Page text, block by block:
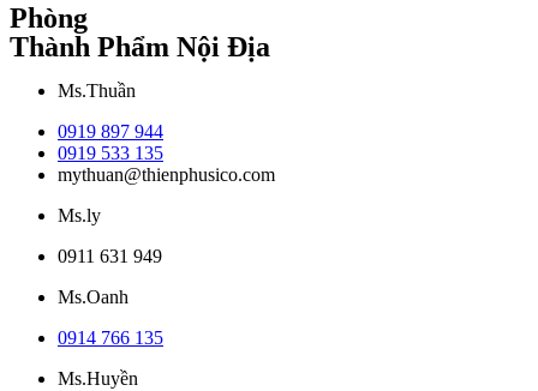
Phòng
Thành Phẩm Nội Địa
Ms.Thuần
0919 897 944
0919 533 135
mythuan@thienphusico.com
Ms.ly
0911 631 949
Ms.Oanh
0914 766 135
Ms.Huyền